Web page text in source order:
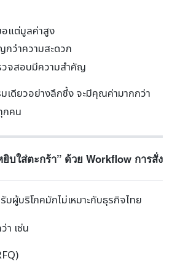
อแต่มูลค่าสูง
ว่าความสะดวก
วจสอบมีความสำคัญ
มเดียวอย่างลึกซึ้ง จะมีคุณค่ามากกว่า
กคน
ใส่ตะกร้า” ด้วย Workflow การสั่ง
ผู้บริโภคมักไม่เหมาะกับธุรกิจไทย
า เช่น